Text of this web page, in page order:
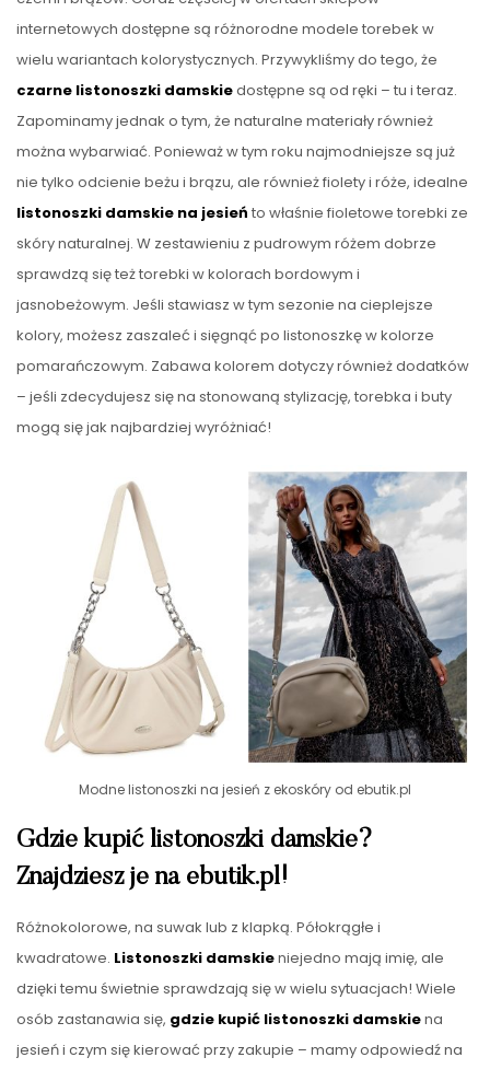
internetowych dostępne są różnorodne modele torebek w
wielu wariantach kolorystycznych. Przywykliśmy do tego, że
czarne listonoszki damskiedostępne są od ręki – tu i teraz.
Zapominamy jednak o tym, że naturalne materiały również
można wybarwiać. Ponieważ w tym roku najmodniejsze są już
nie tylko odcienie beżu i brązu, ale również fiolety i róże, idealne
listonoszki damskie na jesień to właśnie fioletowe torebki ze
skóry naturalnej. W zestawieniu z pudrowym różem dobrze
sprawdzą się też torebki w kolorach bordowym i
jasnobeżowym. Jeśli stawiasz w tym sezonie na cieplejsze
kolory, możesz zaszaleć i sięgnąć po listonoszkę w kolorze
pomarańczowym. Zabawa kolorem dotyczy również dodatków
– jeśli zdecydujesz się na stonowaną stylizację, torebka i buty
mogą się jak najbardziej wyróżniać!
Modne listonoszki na jesień z ekoskóry od ebutik.pl
Gdzie kupić listonoszki damskie?
Znajdziesz je na ebutik.pl!
Różnokolorowe, na suwak lub z klapką. Półokrągłe i
kwadratowe. Listonoszki damskieniejedno mają imię, ale
dzięki temu świetnie sprawdzają się w wielu sytuacjach! Wiele
osób zastanawia się, gdzie kupić listonoszki damskiena
jesień i czym się kierować przy zakupie – mamy odpowiedź na